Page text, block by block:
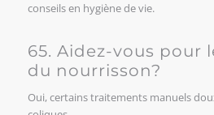
conseils en hygiène de vie.
65. Aidez-vous pour
du nourrisson?
Oui, certains traitements manuels